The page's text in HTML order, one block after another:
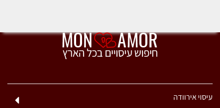
עיסוי אירוודה